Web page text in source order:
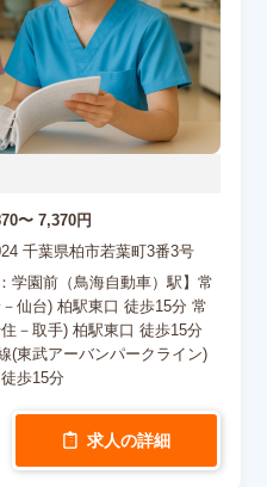
〜 7,370円
千葉県柏市若葉町3番3号
学園前（鳥海自動車）駅】常
仙台) 柏駅東口 徒歩15分 常
－取手) 柏駅東口 徒歩15分
(東武アーバンパークライン)
歩15分
求人の詳細